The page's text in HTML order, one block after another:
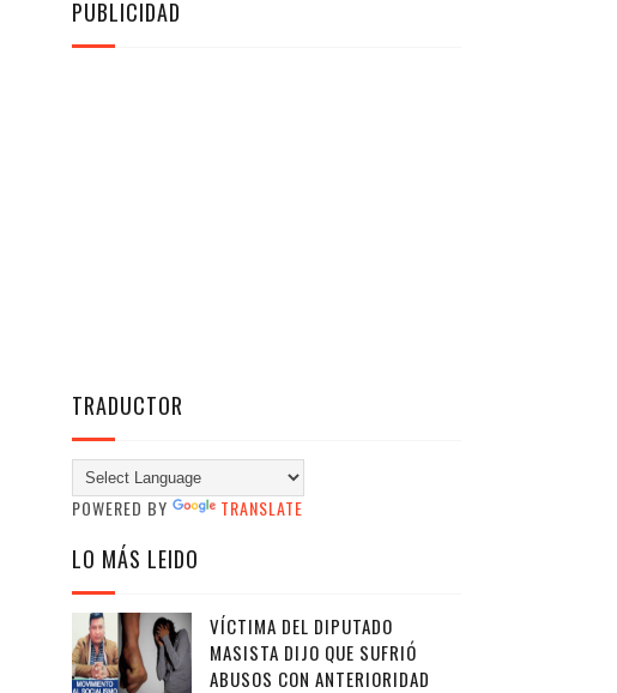
PUBLICIDAD
TRADUCTOR
POWERED BY TRANSLATE
LO MÁS LEIDO
VÍCTIMA DEL DIPUTADO
MASISTA DIJO QUE SUFRIÓ
ABUSOS CON ANTERIORIDAD